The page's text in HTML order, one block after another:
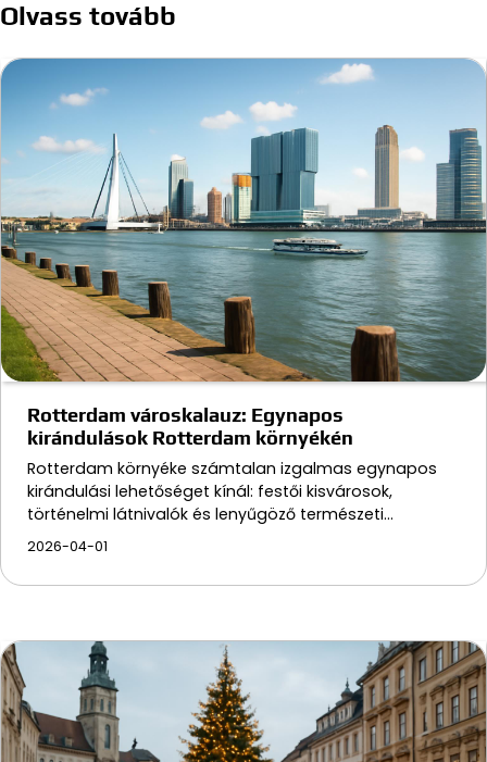
Olvass tovább
Rotterdam városkalauz: Egynapos
kirándulások Rotterdam környékén
Rotterdam környéke számtalan izgalmas egynapos
kirándulási lehetőséget kínál: festői kisvárosok,
történelmi látnivalók és lenyűgöző természeti…
2026-04-01